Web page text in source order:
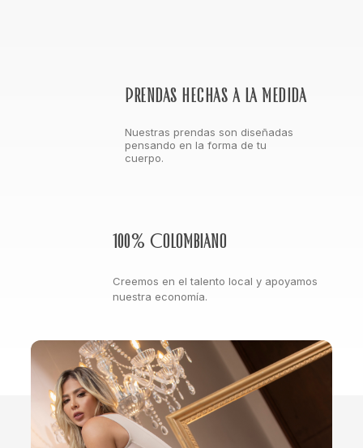
Prendas hechas a la medida
Nuestras prendas son diseñadas
pensando en la forma de tu
cuerpo.
100% Colombiano
Creemos en el talento local y apoyamos
nuestra economía.